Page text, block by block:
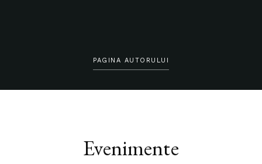
PAGINA AUTORULUI
Evenimente